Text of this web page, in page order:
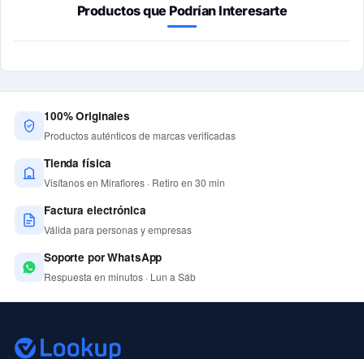
Productos que Podrían Interesarte
100% Originales
Productos auténticos de marcas verificadas
Tienda física
Visítanos en Miraflores · Retiro en 30 min
Factura electrónica
Válida para personas y empresas
Soporte por WhatsApp
Respuesta en minutos · Lun a Sáb